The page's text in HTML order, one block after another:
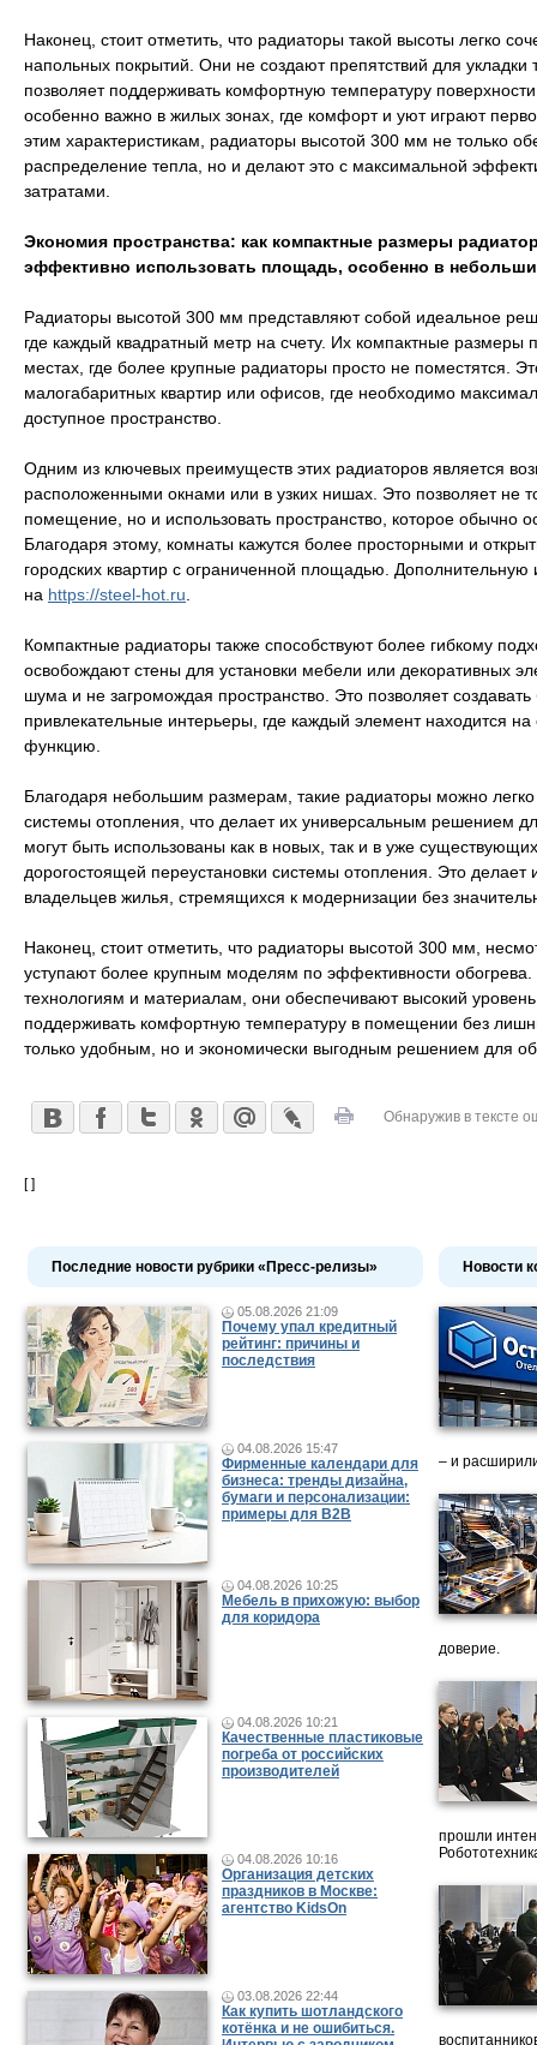
Наконец, стоит отметить, что радиаторы такой высоты легко
напольных покрытий. Они не создают препятствий для укладки
позволяет поддерживать комфортную температуру
особенно важно в жилых зонах, где комфорт и уют играют
этим характеристикам, радиаторы высотой 300 мм не только
распределение тепла, но и делают это с максимальной
затратами.
Экономия пространства: как компактные размеры
эффективно использовать площадь, особенно в
Радиаторы высотой 300 мм представляют собой идеальное
где каждый квадратный метр на счету. Их компактные размеры
местах, где более крупные радиаторы просто не поместятся.
малогабаритных квартир или офисов, где необходимо
доступное пространство.
Одним из ключевых преимуществ этих радиаторов является
расположенными окнами или в узких нишах. Это позволяет не
помещение, но и использовать пространство, которое обычно
Благодаря этому, комнаты кажутся более просторными и
городских квартир с ограниченной площадью.
на https://steel-hot.ru
Компактные радиаторы также способствуют более гибкому
освобождают стены для установки мебели или декоративных
шума и не загромождая пространство. Это позволяет
привлекательные интерьеры, где каждый элемент находится
функцию.
Благодаря небольшим размерам, такие радиаторы можно легко
системы отопления, что делает их универсальным решением
могут быть использованы как в новых, так и в уже
дорогостоящей переустановки системы отопления. Это
владельцев жилья, стремящихся к модернизации без
Наконец, стоит отметить, что радиаторы высотой 300 мм,
уступают более крупным моделям по эффективности
технологиям и материалам, они обеспечивают высокий уровень
поддерживать комфортную температуру в помещении без
только удобным, но и экономически выгодным решением для
Обнаружив в тексте
[ ]
Последние новости рубрики «Пресс-релизы»
05.08.2026 21:09
Почему упал кредитный
рейтинг: причины и
последствия
04.08.2026 15:47
Фирменные календари для
бизнеса: тренды дизайна,
бумаги и персонализации:
примеры для B2B
04.08.2026 10:25
Мебель в прихожую: выбор
для коридора
04.08.2026 10:21
Качественные пластиковые
погреба от российских
производителей
04.08.2026 10:16
Организация детских
праздников в Москве:
агентство KidsOn
03.08.2026 22:44
Как купить шотландского
котёнка и не ошибиться.
Новости
– и
доверие.
прошли